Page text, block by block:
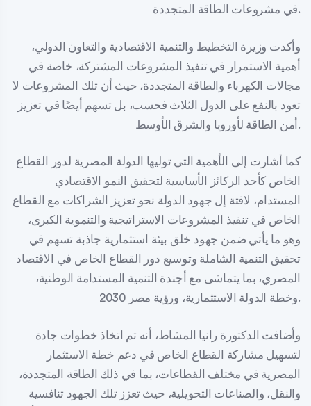
في مشروعات الطاقة المتجددة.
وأكدت وزيرة التخطيط والتنمية الاقتصادية والتعاون الدولي،
أهمية الاستمرار في تنفيذ المشروعات المشتركة، خاصة في
مجالات الكهرباء والطاقة المتجددة، حيث أن تلك المشروعات لا
تعود بالنفع على الدول الثلاث فحسب، بل تسهم أيضًا في تعزيز
أمن الطاقة لأوروبا والشرق الأوسط.
كما أشارت إلى الأهمية التي توليها الدولة المصرية لدور القطاع
الخاص كأحد الركائز الأساسية لتحقيق النمو الاقتصادي
المستدام، لافتة إل جهود الدولة نحو تعزيز الشراكات مع القطاع
الخاص في تنفيذ المشروعات الاستراتيجية والتنموية الكبرى،
وهو ما يأتي ضمن جهود خلق بيئة استثمارية جاذبة تسهم في
تحقيق التنمية الشاملة وتوسيع دور القطاع الخاص في الاقتصاد
المصري، بما يتماشى مع أجندة التنمية المستدامة الوطنية،
وخطة الدولة الاستثمارية، ورؤية مصر 2030.
وأضافت الدكتورة رانيا المشاط، أنه تم اتخاذ خطوات جادة
لتسهيل مشاركة القطاع الخاص في دعم خطة الاستثمار
المصرية في مختلف القطاعات، بما في ذلك الطاقة المتجددة،
والنقل، والصناعات التحويلية، حيث تعزز تلك الجهود تنافسية